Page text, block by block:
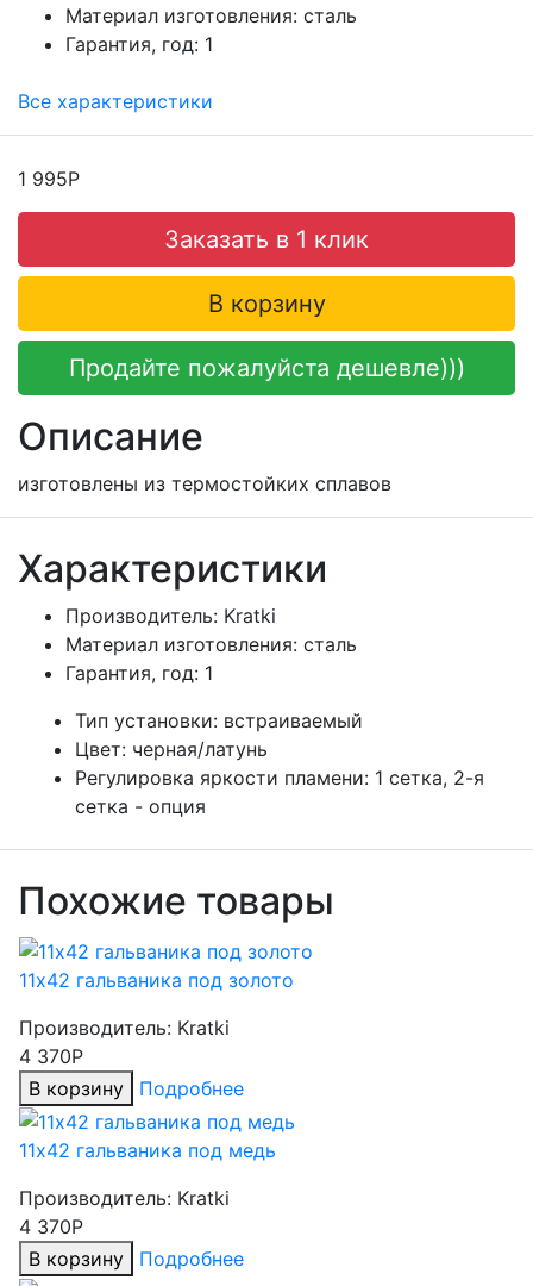
Материал изготовления: сталь
Гарантия, год: 1
Все характеристики
1 995Р
Заказать в 1 клик
В корзину
Продайте пожалуйста дешевле)))
Описание
изготовлены из термостойких сплавов
Характеристики
Производитель: Kratki
Материал изготовления: сталь
Гарантия, год: 1
Тип установки: встраиваемый
Цвет: черная/латунь
Регулировка яркости пламени: 1 сетка, 2-я
сетка - опция
Похожие товары
11х42 гальваника под золото
Производитель: Kratki
4 370Р
В корзину
Подробнее
11х42 гальваника под медь
Производитель: Kratki
4 370Р
В корзину
Подробнее